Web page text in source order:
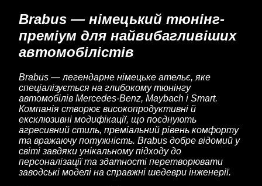
Brabus — німецький тюнінг-
преміум для найвибагливіших
автомобілістів
Brabus — легендарне німецьке ательє, яке
спеціалізується на глибокому тюнінгу
автомобілів Mercedes-Benz, Maybach і Smart.
Компанія створює високопродуктивні й
ексклюзивні модифікації, що поєднують
агресивний стиль, преміальний рівень комфорту
та вражаючу потужність. Brabus добре відомий у
світі завдяки унікальному підходу до
персоналізації та здатності перетворювати
заводські моделі на справжні шедеври інженерії.